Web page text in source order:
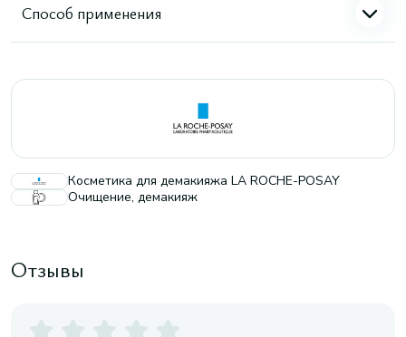
Способ применения
Косметика для демакияжа LA ROCHE-POSAY
Очищение, демакияж
Отзывы